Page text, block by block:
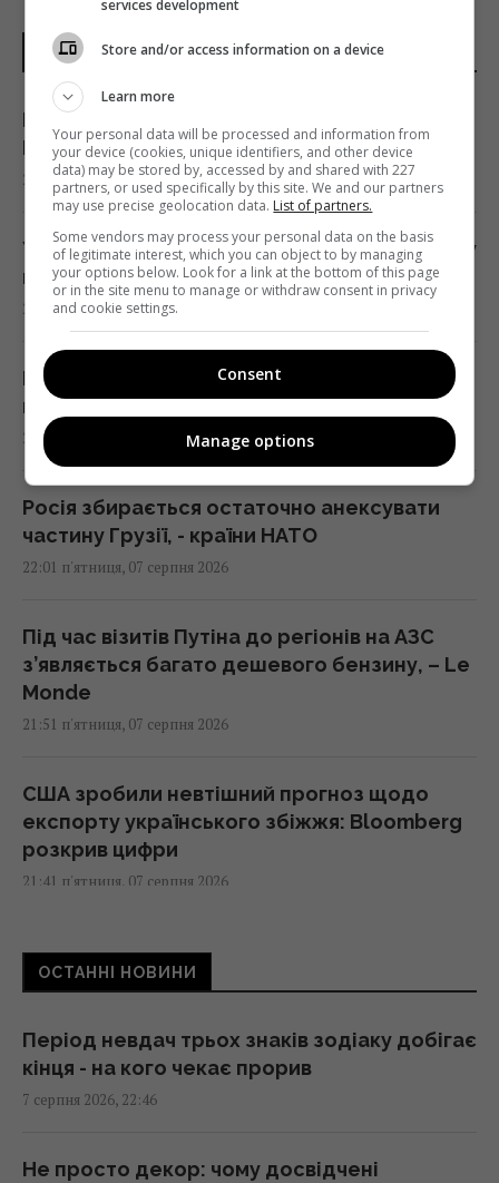
НОВИНИ УКРАЇНИ І СВІТУ
Над ремонтною базою систем Patriot у
Німеччині літали підозрілі дрони, -ЗМІ
22:33 п'ятниця, 07 серпня 2026
У сумнозвісних Boeing-737 виявили ще одну
проблему
22:31 п'ятниця, 07 серпня 2026
Росія нарешті повертає свій ядерний
крейсер за $5 млрд, але є проблема
22:12 п'ятниця, 07 серпня 2026
Росія збирається остаточно анексувати
частину Грузії, - країни НАТО
22:01 п'ятниця, 07 серпня 2026
Під час візитів Путіна до регіонів на АЗС
з’являється багато дешевого бензину, – Le
Monde
21:51 п'ятниця, 07 серпня 2026
США зробили невтішний прогноз щодо
експорту українського збіжжя: Bloomberg
розкрив цифри
21:41 п'ятниця, 07 серпня 2026
В результаті атаки РФ знищено найбільший
склад засобів індивідуального захисту
РЕБ не замінить "Петріоти": Флеш розповів
про найбільшу небезпеку
ОСТАННІ НОВИНИ
Період невдач трьох знаків зодіаку добігає
кінця - на кого чекає прорив
7 серпня 2026, 22:46
Не просто декор: чому досвідчені
services development
Store and/or access information on a device
Learn more
Your personal data will be processed and information from
your device (cookies, unique identifiers, and other device
data) may be stored by, accessed by and shared with 227
partners, or used specifically by this site. We and our partners
may use precise geolocation data. List of partners.
Some vendors may process your personal data on the basis
of legitimate interest, which you can object to by managing
your options below. Look for a link at the bottom of this page
or in the site menu to manage or withdraw consent in privacy
and cookie settings.
Consent
Manage options